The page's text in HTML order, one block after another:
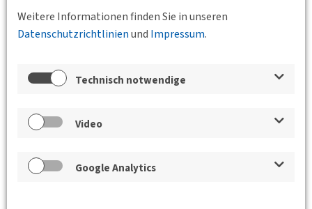
Weitere Informationen finden Sie in unseren
Datenschutzrichtlinienund Impressum.
Technisch notwendige
Video
Google Analytics
Rückblick Tag der Verkehrswissenschaft 2025
Rückblick Tag der Verkehrswissenschaft 2024
Rückblick Tag der Verkehrswissenschaft 2023
Fachexkursionen der DVWG
Archiv
Publikationen
DVWG aktuell